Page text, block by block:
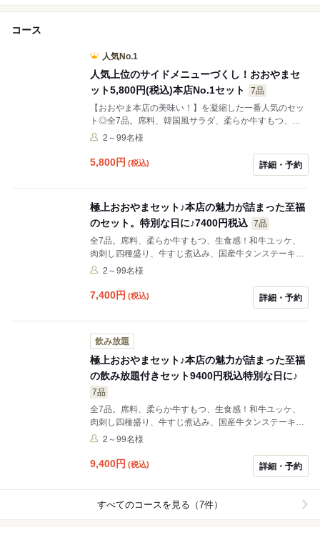
コース
人気No.1
人気上位のサイドメニューづくし！おおやまセ
ット5,800円(税込)本店No.1セット
7品
【おおやま本店の美味い！】を凝縮した一番人気のセッ
ト◎全7品。席料、韓国風サラダ、柔らか牛すもつ、馬
ユッケ、馬刺し三種盛り、牛すじ煮込み、もつ鍋。＋
可能！キャンセル規定…当日キャンセル(連絡な
し)100%、当日キャンセル(事前連絡あり)0%
2～99名様
5,800円 (税込) 詳細・予約
極上おおやまセット♪本店の魅力が詰まった至福
のセット。特別な日に♪7400円税込 7品
全7品。席料、柔らか牛すもつ、生食感！和牛ユッケ、
肉刺し四種盛り、牛すじ煮込み、国産牛タンステーキ、
もつ鍋。+2,000円（税込）or2,500円（税込）で飲み放
お客様にかぎります。キャンセル規定…当日キャンセル
(連絡なし)100%、当日キャンセル(事前連絡あり)0%
2～99名様
7,400円 (税込) 詳細・予約
飲み放題
極上おおやまセット♪本店の魅力が詰まった至福
の飲み放題付きセット9400円税込特別な日に♪
7品
全7品。席料、柔らか牛すもつ、生食感！和牛ユッケ、
肉刺し四種盛り、牛すじ煮込み、国産牛タンステーキ、
もつ鍋。※90分飲み放題付き。キャンセル規定…当日キ
り)0%
2～99名様
9,400円 (税込) 詳細・予約
すべてのコースを見る（7件）